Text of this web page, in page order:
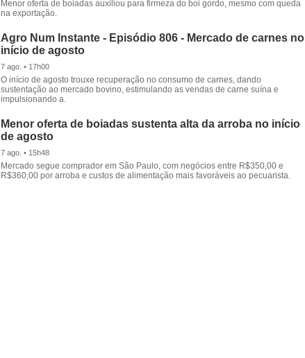
Menor oferta de boiadas auxiliou para firmeza do boi gordo, mesmo com queda
na exportação.
Agro Num Instante - Episódio 806 - Mercado de carnes no
início de agosto
7 ago. • 17h00
O início de agosto trouxe recuperação no consumo de carnes, dando
sustentação ao mercado bovino, estimulando as vendas de carne suína e
impulsionando a.
Menor oferta de boiadas sustenta alta da arroba no início
de agosto
7 ago. • 15h48
Mercado segue comprador em São Paulo, com negócios entre R$350,00 e
R$360,00 por arroba e custos de alimentação mais favoráveis ao pecuarista.